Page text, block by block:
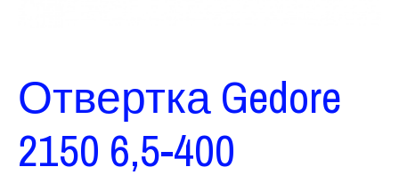
Отвертка Gedore
2150 6,5-400